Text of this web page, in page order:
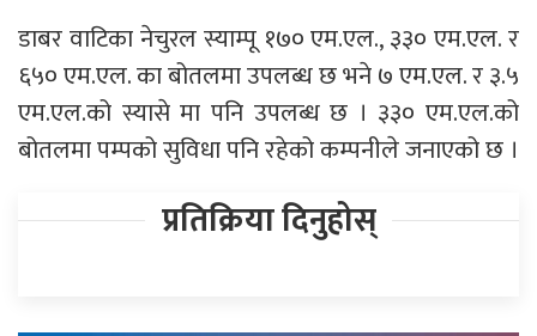
डाबर वाटिका नेचुरल स्याम्पू १७० एम.एल., ३३० एम.एल. र
६५० एम.एल. का बोतलमा उपलब्ध छ भने ७ एम.एल. र ३.५
एम.एल.को स्यासे मा पनि उपलब्ध छ । ३३० एम.एल.को
बोतलमा पम्पको सुविधा पनि रहेको कम्पनीले जनाएको छ ।
प्रतिक्रिया दिनुहोस्